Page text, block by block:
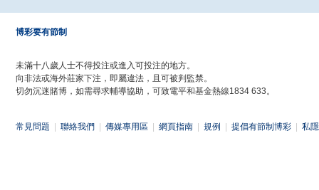
博彩要有節制
未滿十八歲人士不得投注或進入可投注的地方。
向非法或海外莊家下注，即屬違法，且可被判監禁。
切勿沉迷賭博，如需尋求輔導協助，可致電平和基金熱線1834 633。
常見問題 聯絡我們 傳媒專用區 網頁指南 規例 提倡有節制博彩 私